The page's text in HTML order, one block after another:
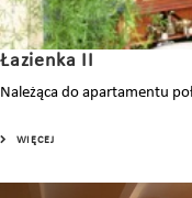
Łazienka II
Należąca do apartamentu
WIĘCEJ